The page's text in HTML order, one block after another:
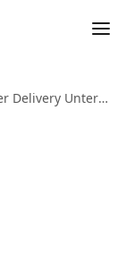
USB-C - USB-A Kabel AC18SC (Silicone, Power Delivery Unterstützung, 1,2m)